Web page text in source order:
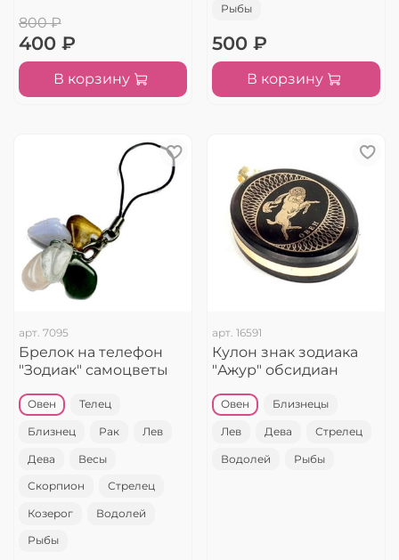
800 ₽
400 ₽
В корзину
Рыбы
500 ₽
В корзину
арт. 7095
Брелок на телефон
"Зодиак" самоцветы
Овен Телец
Близнец Рак Лев
Дева Весы
Скорпион Стрелец
Козерог Водолей
Рыбы
арт. 16591
Кулон знак зодиака
"Ажур" обсидиан
Овен Близнецы
Лев Дева Стрелец
Водолей Рыбы